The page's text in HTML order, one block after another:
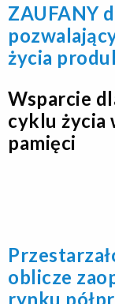
ZAUFANY
życia
Wsparcie
cyklu życia
pamięci
oblicze
rynku